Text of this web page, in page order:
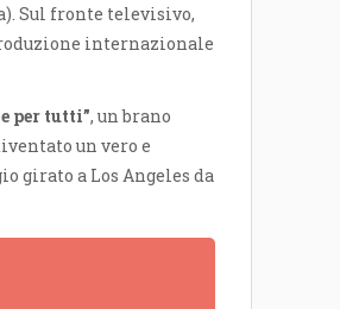
Sul fronte televisivo,
internazionale
per tutti”, un brano
un vero e
girato a Los Angeles da